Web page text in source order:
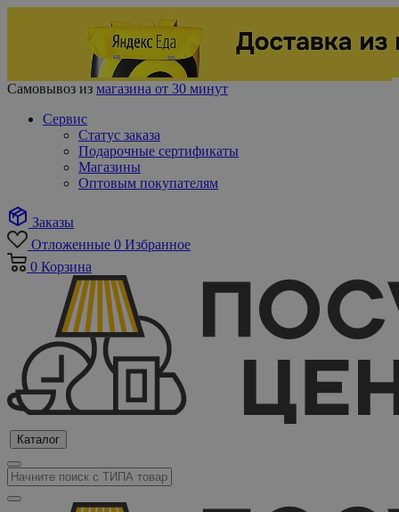
Самовывоз из магазина от 30 минут
Сервис
Статус заказа
Подарочные сертификаты
Магазины
Оптовым покупателям
Заказы
Отложенные 0 Избранное
0 Корзина
Каталог